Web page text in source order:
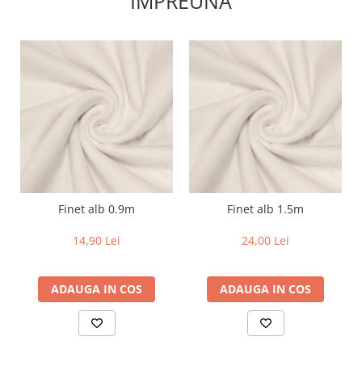
Finet alb 0.9m
14,90 Lei
ADAUGA IN COS
Finet alb 1.5m
24,00 Lei
ADAUGA IN COS